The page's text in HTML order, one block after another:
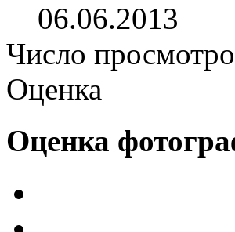
06.06.2013
Число
Оценка
Оценка